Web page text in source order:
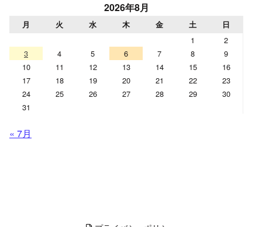
2026年8月
月 火 水 木 金 土 日
1
2
3
4 5 6 7 8
9
10
11 12 13 14 15
16
17
18 19 20 21 22
23
24
25 26 27 28 29
30
31
« 7月